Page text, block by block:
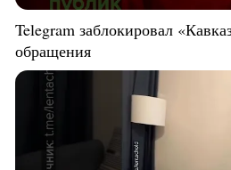
Telegram заблокировал
обращения